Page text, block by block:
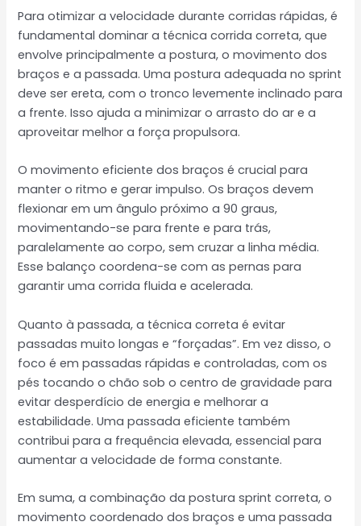
Para otimizar a velocidade durante corridas rápidas, é
fundamental dominar a técnica corrida correta, que
envolve principalmente a postura, o movimento dos
braços e a passada. Uma postura adequada no sprint
deve ser ereta, com o tronco levemente inclinado para
a frente. Isso ajuda a minimizar o arrasto do ar e a
aproveitar melhor a força propulsora.
O movimento eficiente dos braços é crucial para
manter o ritmo e gerar impulso. Os braços devem
flexionar em um ângulo próximo a 90 graus,
movimentando-se para frente e para trás,
paralelamente ao corpo, sem cruzar a linha média.
Esse balanço coordena-se com as pernas para
garantir uma corrida fluida e acelerada.
Quanto à passada, a técnica correta é evitar
passadas muito longas e “forçadas”. Em vez disso, o
foco é em passadas rápidas e controladas, com os
pés tocando o chão sob o centro de gravidade para
evitar desperdício de energia e melhorar a
estabilidade. Uma passada eficiente também
contribui para a frequência elevada, essencial para
aumentar a velocidade de forma constante.
Em suma, a combinação da postura sprint correta, o
movimento coordenado dos braços e uma passada